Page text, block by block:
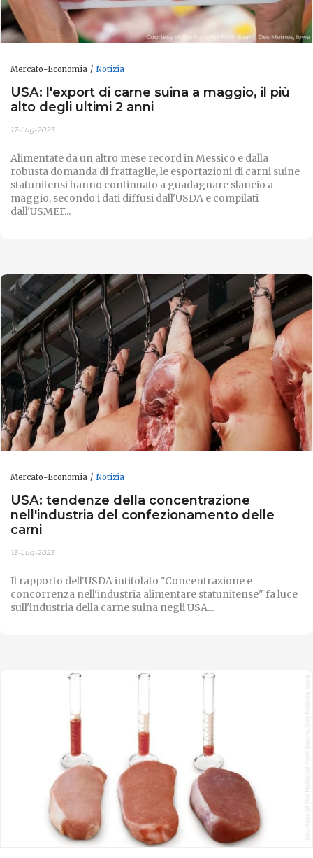
Mercato-Economia Notizia
USA: l'export di carne suina a maggio, il più
alto degli ultimi 2 anni ​
17-Lug-2023
Alimentate da un altro mese record in Messico e dalla
robusta domanda di frattaglie, le esportazioni di carni suine
statunitensi hanno continuato a guadagnare slancio a
maggio, secondo i dati diffusi dall'USDA e compilati
dall'USMEF...
Mercato-Economia Notizia
USA: tendenze della concentrazione
nell'industria del confezionamento delle
carni
13-Lug-2023
Il rapporto dell'USDA intitolato "Concentrazione e
concorrenza nell'industria alimentare statunitense" fa luce
sull'industria della carne suina negli USA...